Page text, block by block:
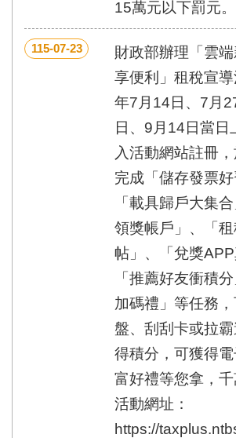
15萬元以下罰元。
115-07-23
財政部辦理「雲
享便利」租稅宣
年7月14日、7月
日、9月14日當日
入活動網站註冊
完成「儲存發票好
「載具歸戶大集
領獎帳戶」、「
帖」、「兌獎APP
「推薦好友衝積
加碼禮」等任務
盤、刮刮卡或拉
得積分，可獲得
富好禮等您拿，千
活動網址：
https://